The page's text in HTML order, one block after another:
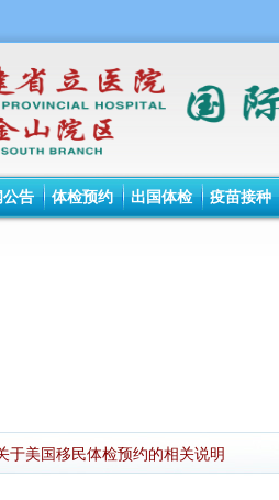
公告 体检预约 出国体检 疫苗接种
于美国移民体检预约的相关说明